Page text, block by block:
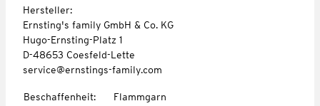
Hersteller:
Ernsting's family GmbH & Co. KG
Hugo-Ernsting-Platz 1
D-48653 Coesfeld-Lette
service@ernstings-family.com
Beschaffenheit:
Flammgarn